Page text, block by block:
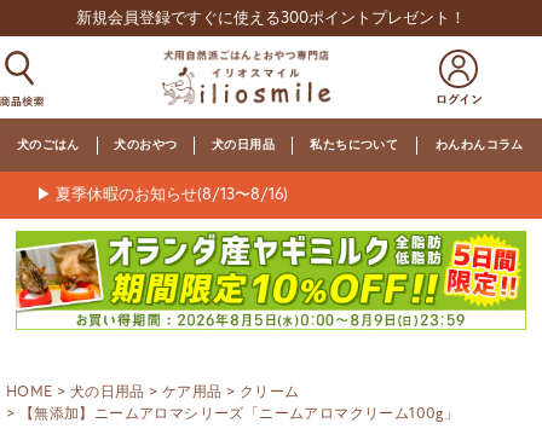
新規会員登録ですぐに使える300ポイントプレゼント！
犬のごはん 犬のおやつ 犬の日用品 私たちについて わんわんコラム
▶ 夏季休暇のお知らせ(8/13〜8/16)
HOME 犬の日用品 ケア用品
クリーム
【無添加】ニームアロマシリーズ「ニームアロマクリーム100g」